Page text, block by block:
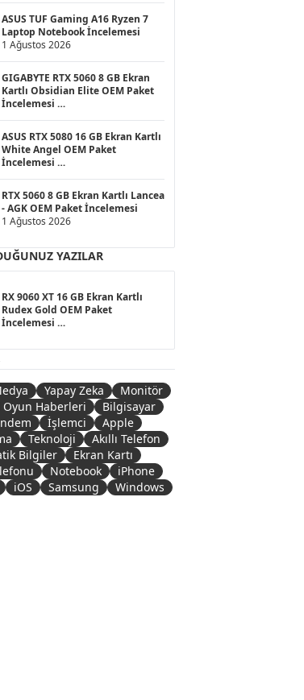
ASUS TUF Gaming A16 Ryzen 7
Laptop Notebook İncelemesi
1 Ağustos 2026
GIGABYTE RTX 5060 8 GB Ekran
Kartlı Obsidian Elite OEM Paket
İncelemesi
ASUS RTX 5080 16 GB Ekran Kartlı
White Angel OEM Paket
İncelemesi
RTX 5060 8 GB Ekran Kartlı Lancea
- AGK OEM Paket İncelemesi
1 Ağustos 2026
YAZILAR
RX 9060 XT 16 GB Ekran Kartlı
Rudex Gold OEM Paket
İncelemesi
Yapay Zeka
Monitör
Oyun Haberleri
Bilgisayar
İşlemci
Apple
Teknoloji
Akıllı Telefon
Bilgiler
Ekran Kartı
Notebook
iPhone
iOS Samsung Windows